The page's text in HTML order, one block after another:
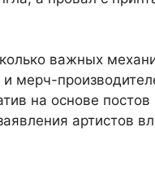
важных
мерч-
на основе
артистов